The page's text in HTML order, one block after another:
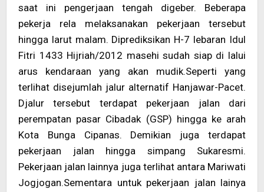
-:-
saat ini pengerjaan tengah digeber. Beberapa
pekerja rela melaksanakan pekerjaan tersebut
hingga larut malam. Diprediksikan H-7 lebaran Idul
Fitri 1433 Hijriah/2012 masehi sudah siap di lalui
arus kendaraan yang akan mudik.Seperti yang
terlihat disejumlah jalur alternatif Hanjawar-Pacet.
Djalur tersebut terdapat pekerjaan jalan dari
perempatan pasar Cibadak (GSP) hingga ke arah
Kota Bunga Cipanas. Demikian juga terdapat
pekerjaan jalan hingga simpang Sukaresmi.
Pekerjaan jalan lainnya juga terlihat antara Mariwati
Jogjogan.Sementara untuk pekerjaan jalan lainya